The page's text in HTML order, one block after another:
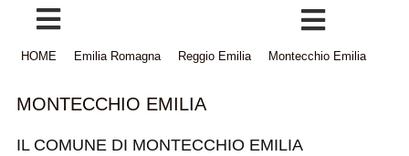
HOME Emilia Romagna Reggio Emilia Montecchio Emilia
MONTECCHIO EMILIA
IL COMUNE DI MONTECCHIO EMILIA